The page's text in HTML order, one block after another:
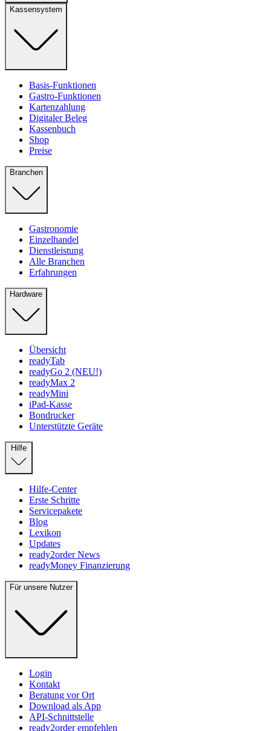
Kassensystem
Basis-Funktionen
Gastro-Funktionen
Kartenzahlung
Digitaler Beleg
Kassenbuch
Shop
Preise
Branchen
Gastronomie
Einzelhandel
Dienstleistung
Alle Branchen
Erfahrungen
Hardware
Übersicht
readyTab
readyGo 2 (NEU!)
readyMax 2
readyMini
iPad-Kasse
Bondrucker
Unterstützte Geräte
Hilfe-Center
Erste Schritte
Servicepakete
Blog
Lexikon
Updates
ready2order News
readyMoney Finanzierung
Für unsere Nutzer
Login
Kontakt
Beratung vor Ort
Download als App
API-Schnittstelle
ready2order empfehlen